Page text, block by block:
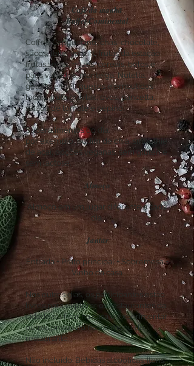
Café da manhã
Buffet Continental
Coffee Cappuccino, chás, chocolate,
sucos, leite, yogurt, frutas da estação,
frutas secas, nozes, cereais, bolos e
pães variados, manteiga, Nutella,
geleias e mel, queijos e embutidos
locais, truta gravlax, ovos, pancetta,
salada de tomate e pepino.
Superalimentos do dia:
por exemplo, pudim de chia, smoothie
de açaí, opções veganas, sem glúten e
sem lactose.
​​​​​​​​​​​​Almoço
Almoço em um lugar diferente a cada
dia.
Jantar
Entrada + Prato principal + Sobremesa +
Vinho da casa
Nos outros dias, os participantes estão
livres para explorar os restaurantes da
cidade ou ficar na casa e experimentar
outros pratos do nosso menu de
restaurante.
Não incluído: Bebidas alcoólicas. Itens